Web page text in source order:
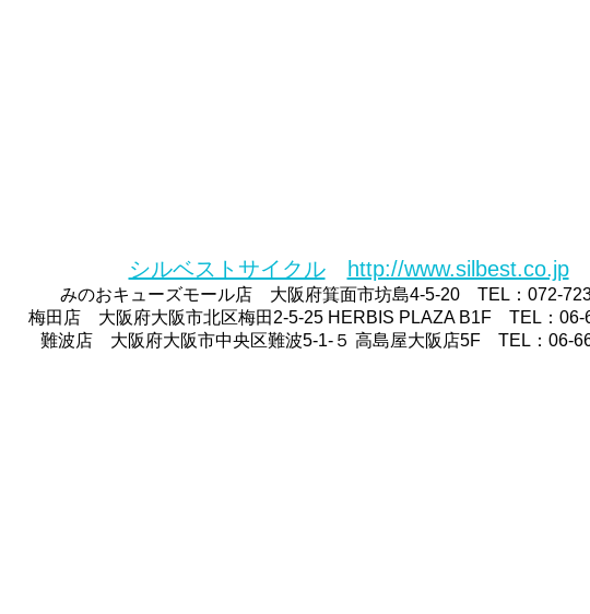
シルベストサイクル http://www.silbest.co.jp
みのおキューズモール店 大阪府箕面市坊島4-5-20 TEL：072-
梅田店 大阪府大阪市北区梅田2-5-25 HERBIS PLAZA B1F TEL：06-
難波店 大阪府大阪市中央区難波5-1-５ 高島屋大阪店5F TEL：06-